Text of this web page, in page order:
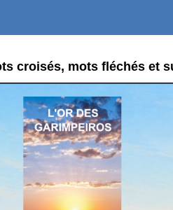
croisés, mots fléchés et